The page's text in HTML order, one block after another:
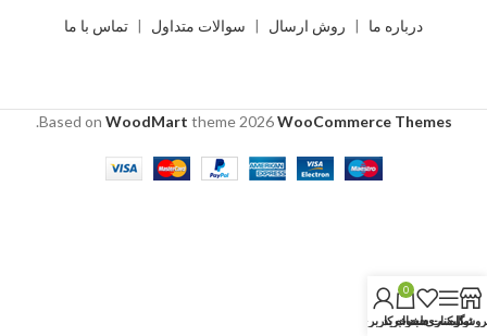
درباره ما روش ارسال سوالات متداول تماس با ما
Based on WoodMart theme2026WooCommerce Themes
.
نوار کناری
لیست دلخواه
0
سبد خرید
حساب کاربری من